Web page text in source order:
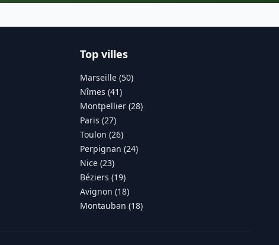
Top villes
Marseille (50)
Nîmes (41)
Montpellier (28)
Paris (27)
Toulon (26)
Perpignan (24)
Nice (23)
Béziers (19)
Avignon (18)
Montauban (18)